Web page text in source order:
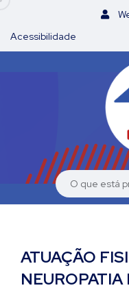
Acessibilidade
ATUAÇÃO
NEUROPATIA